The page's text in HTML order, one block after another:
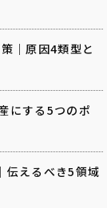
｜原因4類型と
にする5つのポ
えるべき5領域